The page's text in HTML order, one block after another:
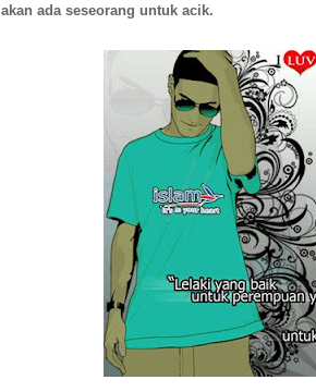
akan ada seseorang untuk acik.